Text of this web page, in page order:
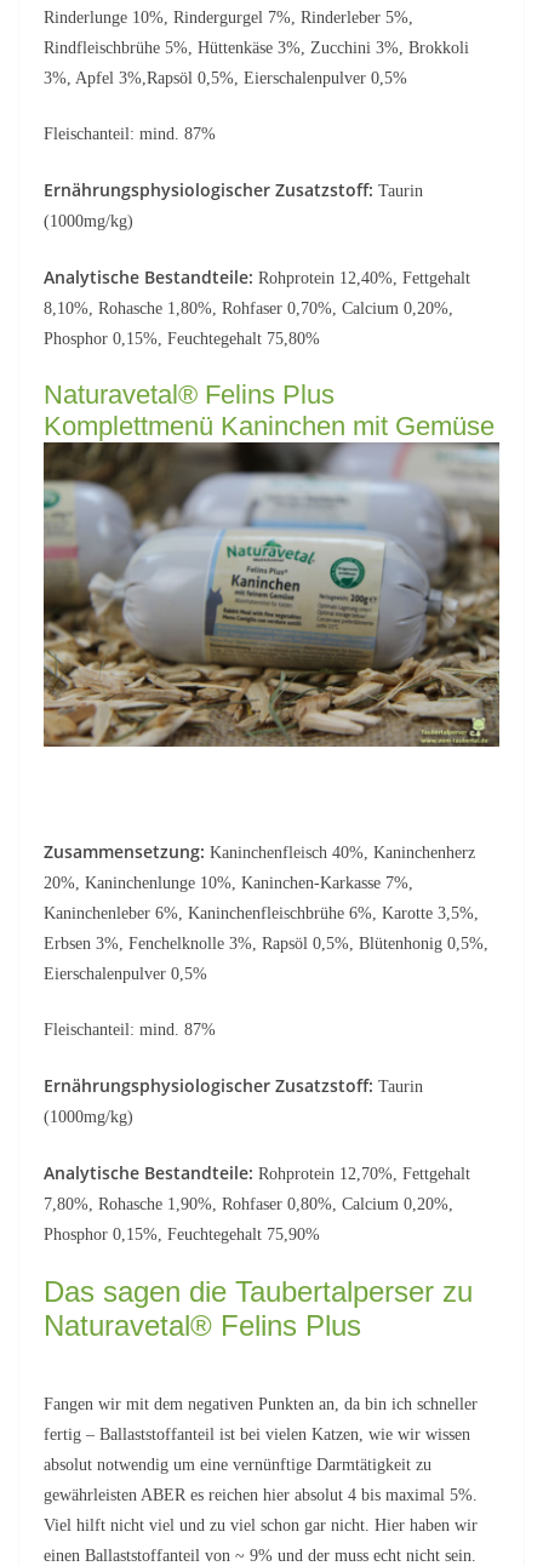
Rinderlunge 10%, Rindergurgel 7%, Rinderleber 5%,
Rindfleischbrühe 5%, Hüttenkäse 3%, Zucchini 3%, Brokkoli
3%, Apfel 3%,Rapsöl 0,5%, Eierschalenpulver 0,5%
Fleischanteil: mind. 87%
Ernährungsphysiologischer Zusatzstoff: Taurin
(1000mg/kg)
Analytische Bestandteile: Rohprotein 12,40%, Fettgehalt
8,10%, Rohasche 1,80%, Rohfaser 0,70%, Calcium 0,20%,
Phosphor 0,15%, Feuchtegehalt 75,80%
Naturavetal® Felins Plus
Komplettmenü Kaninchen mit Gemüse
Zusammensetzung: Kaninchenfleisch 40%, Kaninchenherz
20%, Kaninchenlunge 10%, Kaninchen-Karkasse 7%,
Kaninchenleber 6%, Kaninchenfleischbrühe 6%, Karotte 3,5%,
Erbsen 3%, Fenchelknolle 3%, Rapsöl 0,5%, Blütenhonig 0,5%,
Eierschalenpulver 0,5%
Fleischanteil: mind. 87%
Ernährungsphysiologischer Zusatzstoff: Taurin
(1000mg/kg)
Analytische Bestandteile: Rohprotein 12,70%, Fettgehalt
7,80%, Rohasche 1,90%, Rohfaser 0,80%, Calcium 0,20%,
Phosphor 0,15%, Feuchtegehalt 75,90%
Das sagen die Taubertalperser zu
Naturavetal® Felins Plus
Fangen wir mit dem negativen Punkten an, da bin ich schneller
fertig – Ballaststoffanteil ist bei vielen Katzen, wie wir wissen
absolut notwendig um eine vernünftige Darmtätigkeit zu
gewährleisten ABER es reichen hier absolut 4 bis maximal 5%.
Viel hilft nicht viel und zu viel schon gar nicht. Hier haben wir
einen Ballaststoffanteil von ~ 9% und der muss echt nicht sein.